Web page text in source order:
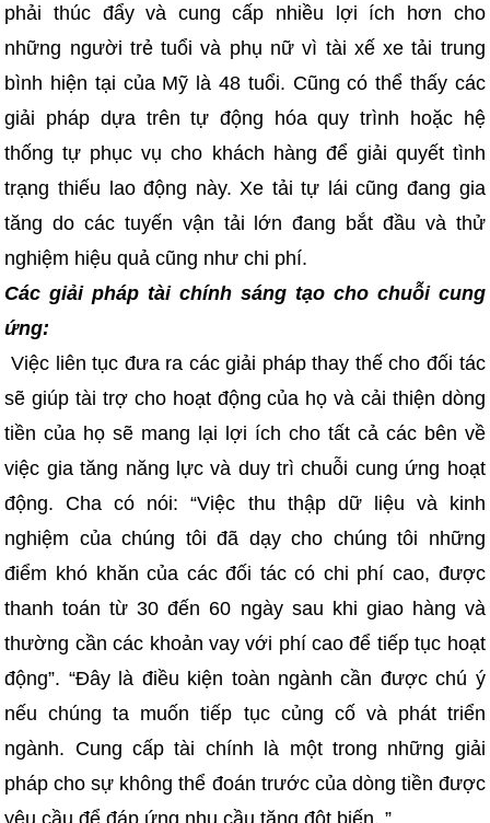
phải thúc đẩy và cung cấp nhiều lợi ích hơn cho
những người trẻ tuổi và phụ nữ vì tài xế xe tải trung
bình hiện tại của Mỹ là 48 tuổi. Cũng có thể thấy các
giải pháp dựa trên tự động hóa quy trình hoặc hệ
thống tự phục vụ cho khách hàng để giải quyết tình
trạng thiếu lao động này. Xe tải tự lái cũng đang gia
tăng do các tuyến vận tải lớn đang bắt đầu và thử
nghiệm hiệu quả cũng như chi phí.
Các giải pháp tài chính sáng tạo cho chuỗi cung
ứng:
Việc liên tục đưa ra các giải pháp thay thế cho đối tác
sẽ giúp tài trợ cho hoạt động của họ và cải thiện dòng
tiền của họ sẽ mang lại lợi ích cho tất cả các bên về
việc gia tăng năng lực và duy trì chuỗi cung ứng hoạt
động. Cha có nói: “Việc thu thập dữ liệu và kinh
nghiệm của chúng tôi đã dạy cho chúng tôi những
điểm khó khăn của các đối tác có chi phí cao, được
thanh toán từ 30 đến 60 ngày sau khi giao hàng và
thường cần các khoản vay với phí cao để tiếp tục hoạt
động”. “Đây là điều kiện toàn ngành cần được chú ý
nếu chúng ta muốn tiếp tục củng cố và phát triển
ngành. Cung cấp tài chính là một trong những giải
pháp cho sự không thể đoán trước của dòng tiền được
yêu cầu để đáp ứng nhu cầu tăng đột biến. ”